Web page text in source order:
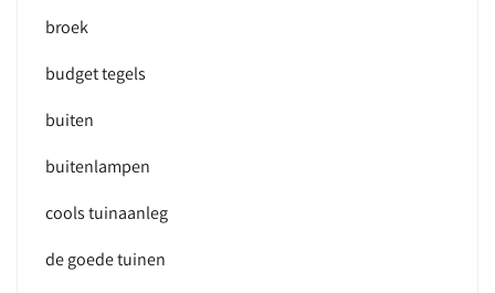
broek
budget tegels
buiten
buitenlampen
cools tuinaanleg
de goede tuinen